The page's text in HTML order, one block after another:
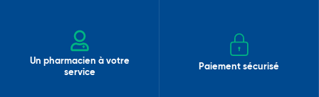
Un pharmacien à votre
service
Paiement sécurisé